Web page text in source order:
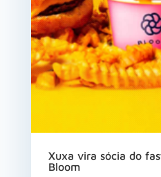
Xuxa vira sócia do
Bloom